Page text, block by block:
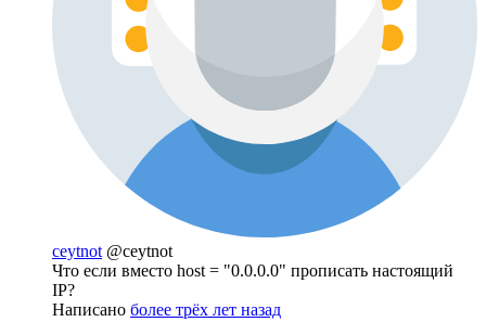
ceytnot @ceytnot
Что если вместо host = "0.0.0.0" прописать настоящий
IP?
Написано более трёх лет назад